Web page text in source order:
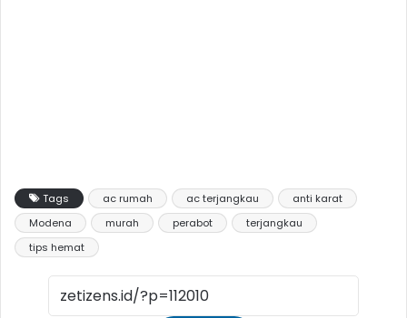
Tags ac rumah ac terjangkau
anti karat
Modena
murah perabot
terjangkau
tips hemat